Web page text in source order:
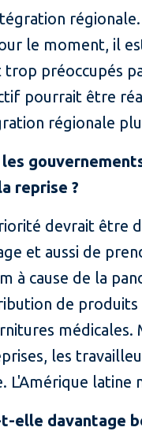
régionale.
le moment, il
préoccupés
pourrait être
régionale
reprise ?
devrait être
et aussi de
à cause de la
de
médicales.
les
L'Amérique
elle davantage